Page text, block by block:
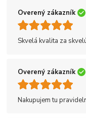
Overený zákazník
Skvelá kvalita za
Overený zákazník
Nakupujem tu